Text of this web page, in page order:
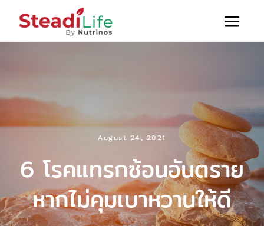
content
สินค้าทั้งหมด
ติดต่อเรา
August 24, 2021
6 โรคแทรกซ้อนอันตราย
หากไม่คุมเบาหวานให้ดี